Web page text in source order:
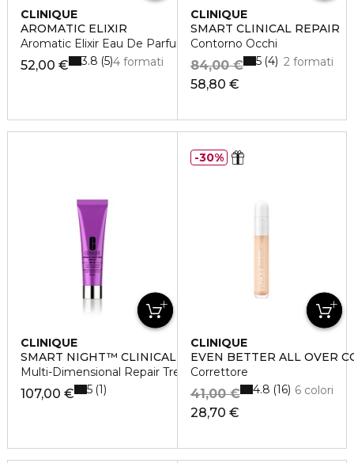
CLINIQUE
AROMATIC ELIXIR
Aromatic Elixir Eau De Parfum Spray
52,00 € 4 formati
3.8 5
CLINIQUE
SMART CLINICAL REPAIR
Contorno Occhi
58,80 €
84,00 € 2 formati
5 4
CLINIQUE
SMART NIGHT™ CLINICAL
Multi-Dimensional Repair Treatment Retinol
107,00 € 5 1
CLINIQUE
EVEN BETTER ALL OVER
Correttore
28,70 €
41,00 € 6 colori
4.8 16
30%